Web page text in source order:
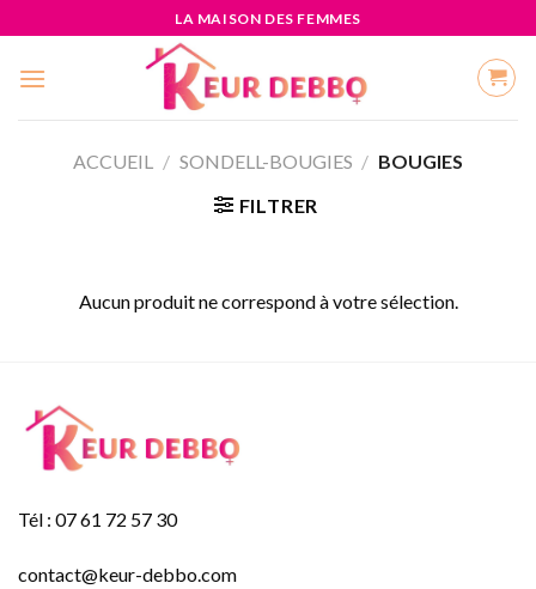
LA MAISON DES FEMMES
ACCUEIL / SONDELL-BOUGIES / BOUGIES
FILTRER
Aucun produit ne correspond à votre sélection.
Tél : 07 61 72 57 30
contact@keur-debbo.com